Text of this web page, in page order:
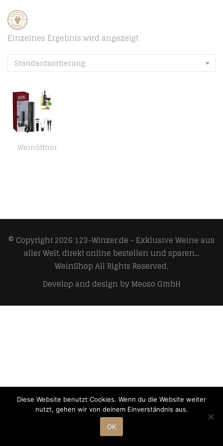
Einzelnes Ergebnis wird angezeigt
Standardsortierung
Weinöffner
© Copyright 2026 123-Winzer.de - Exklusive Weine aus
aller Welt, direkt online bestellen und sparen...
WeinShopAll Rights Reserved.
Develop and design byMeoso GmbH
Diese Website benutzt Cookies. Wenn du die Website weiter
nutzt, gehen wir von deinem Einverständnis aus.
OK